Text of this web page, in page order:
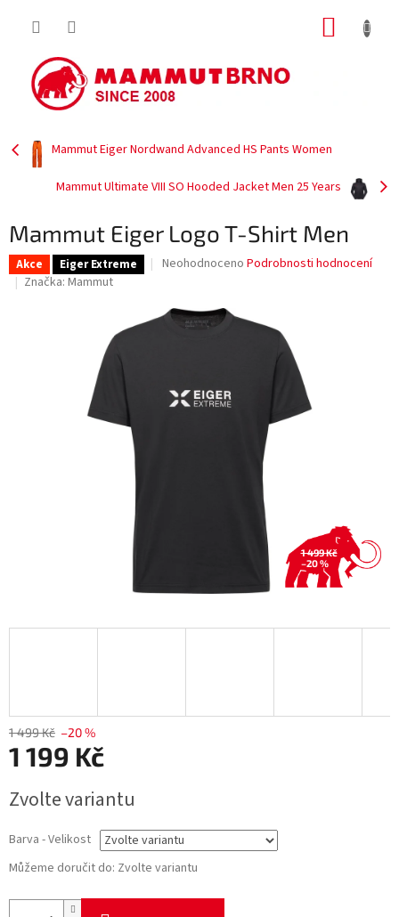
Mammut Eiger Nordwand Advanced HS Pants Women
Mammut Ultimate VIII SO Hooded Jacket Men 25 Years
Mammut Eiger Logo T-Shirt Men
Akce Eiger Extreme
Průměrné
je
Neohodnoceno Podrobnosti hodnocení
Značka: Mammut
1 499 Kč
–20 %
1 499 Kč –20 %
1 199 Kč
cena:
Zvolte variantu
Barva - Velikost
Můžeme doručit do: Zvolte variantu